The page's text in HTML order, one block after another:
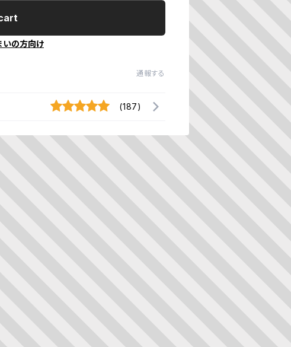
いの方向け
通報する
(187)